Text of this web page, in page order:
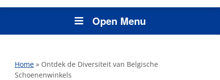
Open Menu
Home » Ontdek de Diversiteit van Belgische
Schoenenwinkels